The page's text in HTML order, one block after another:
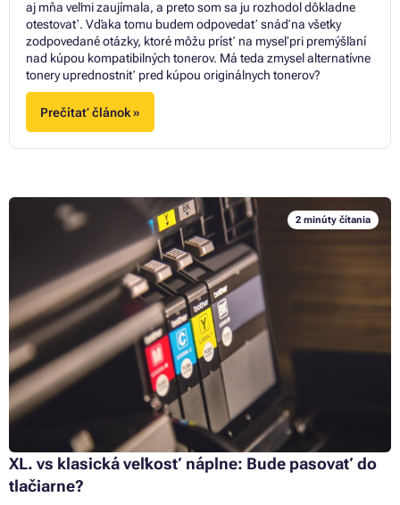
aj mňa veľmi zaujímala, a preto som sa ju rozhodol dôkladne
otestovať. Vďaka tomu budem odpovedať snáď na všetky
zodpovedané otázky, ktoré môžu prísť na myseľ pri premýšľaní
nad kúpou kompatibilných tonerov. Má teda zmysel alternatívne
tonery uprednostniť pred kúpou originálnych tonerov?
Prečítať článok »
2 minúty čítania
XL. vs klasická veľkosť náplne: Bude pasovať do
tlačiarne?